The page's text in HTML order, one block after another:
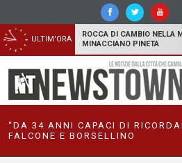
ULTIM'ORA
ROCCA DI CAMBIO NELLA
MINACCIANO PINETA
“DA 34 ANNI CAPACI DI
FALCONE E BORSELLINO